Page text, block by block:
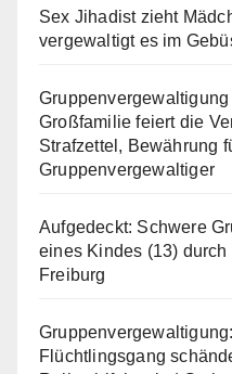
Sex Jihadist zieht
vergewaltigt es im
Großfamilie feiert die
Strafzettel, Bewährung
Gruppenvergewaltiger
Aufgedeckt: Schwere
eines Kindes (13) durch
Freiburg
Flüchtlingsgang